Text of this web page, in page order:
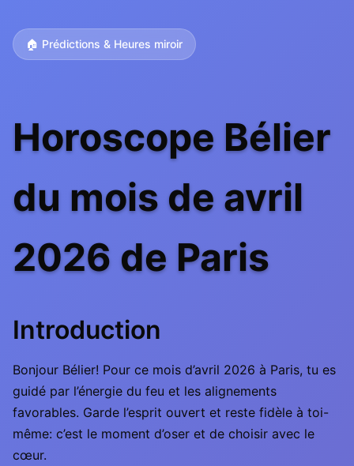
🏠 Prédictions & Heures miroir
Horoscope Bélier
du mois de avril
2026 de Paris
Introduction
Bonjour Bélier! Pour ce mois d’avril 2026 à Paris, tu es
guidé par l’énergie du feu et les alignements
favorables. Garde l’esprit ouvert et reste fidèle à toi-
même: c’est le moment d’oser et de choisir avec le
cœur.